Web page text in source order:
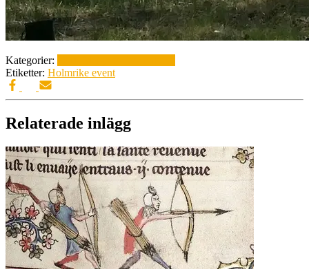
Kategorier:
Etiketter: Holmrike event
Relaterade inlägg